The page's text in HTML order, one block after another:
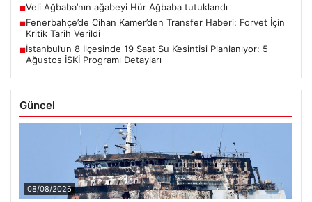
■Veli Ağbaba’nın ağabeyi Hür Ağbaba tutuklandı
■Fenerbahçe’de Cihan Kamer’den Transfer Haberi: Forvet İçin
Kritik Tarih Verildi
■İstanbul’un 8 İlçesinde 19 Saat Su Kesintisi Planlanıyor: 5
Ağustos İSKİ Programı Detayları
Güncel
08/08/2026